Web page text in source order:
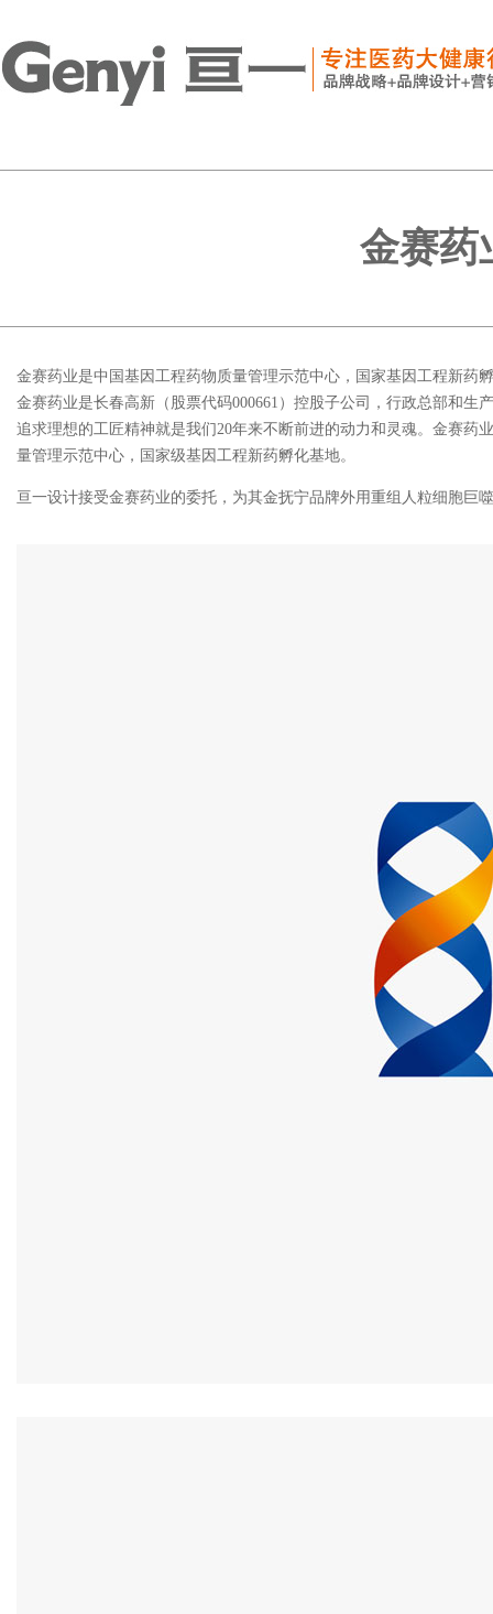
金赛药
金赛药业是中国基因工程药物质量管理示范中心，国家基因工程新药
金赛药业是长春高新（股票代码000661）控股子公司，行政总部和
追求理想的工匠精神就是我们20年来不断前进的动力和灵魂。金赛
量管理示范中心，国家级基因工程新药孵化基地。
亘一设计接受金赛药业的委托，为其金抚宁品牌外用重组人粒细胞